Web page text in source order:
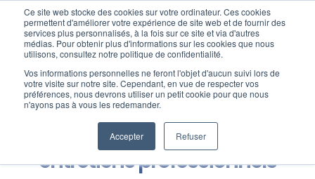
Ce site web stocke des cookies sur votre ordinateur. Ces cookies
permettent d'améliorer votre expérience de site web et de fournir des
services plus personnalisés, à la fois sur ce site et via d'autres
médias. Pour obtenir plus d'informations sur les cookies que nous
utilisons, consultez notre politique de confidentialité.
Vos informations personnelles ne feront l'objet d'aucun suivi lors de
votre visite sur notre site. Cependant, en vue de respecter vos
préférences, nous devrons utiliser un petit cookie pour que nous
n'ayons pas à vous les redemander.
Accepter Refuser
Passer
contenu
Nos offres
Formation
Nos clients
Home»Logiciel SIRH et gestion des Talents» Logiciel de gestion des
entretiens professionnels
Logiciel de gestion des
entretiens professionnels